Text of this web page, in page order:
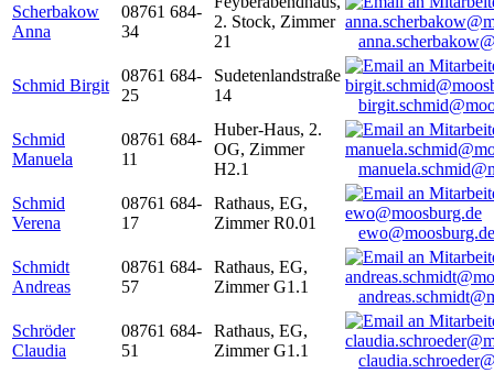
Scherbakow
Anna
08761 684-
34
2. Stock, Zimmer
21
Schmid Birgit
08761 684-
25
Sudetenlandstraße
14
Schmid
Manuela
08761 684-
11
Huber-Haus, 2.
OG, Zimmer
H2.1
Schmid
Verena
08761 684-
17
Rathaus, EG,
Zimmer R0.01
ewo@moosburg.de
Schmidt
Andreas
08761 684-
57
Rathaus, EG,
Zimmer G1.1
Schröder
Claudia
08761 684-
51
Rathaus, EG,
Zimmer G1.1